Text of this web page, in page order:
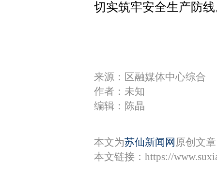
切实筑牢安全生产防
来源：区融媒体中心综合
作者：未知
编辑：陈晶
本文为苏仙新闻网 原创文
本文链接： https://